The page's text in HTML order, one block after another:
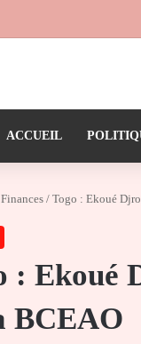
ACCUEIL
Finances / Togo : Ekoué
: Ekoué
BCEAO